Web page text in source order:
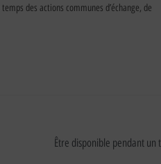
des actions communes d’échange, de
Être disponible pendant